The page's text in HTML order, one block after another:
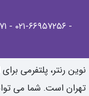
- ۰۲۱-۶۶۹۵۷۲۵۶ - ۰۲۱-۸۸۹۱۴۲۷۱
نوین رنتر، پلتفرمی
تهران است. شما می